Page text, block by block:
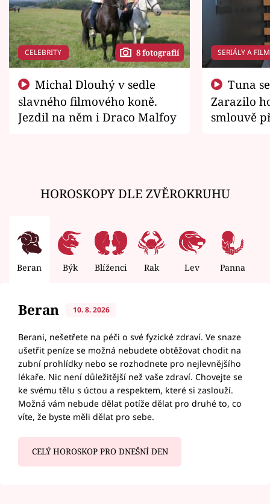
CELEBRITY 8 fotografií
slavného filmového koně.
Jezdil na něm i Draco Malfoy
SERIÁLY A
Zarazilo
smlouvě
HOROSKOPY DLE ZVĚROKRUHU
Beran Býk Blíženci Rak Lev Panna
Beran 10. 8. 2026
Berani, nešetřete na péči o své fyzické zdraví. Ve snaze
ušetřit peníze se možná nebudete obtěžovat chodit na
zubní prohlídky nebo se rozhodnete pro nejlevnějšího
lékaře. Nic není důležitější než vaše zdraví. Chovejte se
ke svému tělu s úctou a respektem, které si zaslouží.
Možná vám nebude dělat potíže dělat pro druhé to, co
víte, že byste měli dělat pro sebe.
CELÝ HOROSKOP PRO DNEŠNÍ DEN